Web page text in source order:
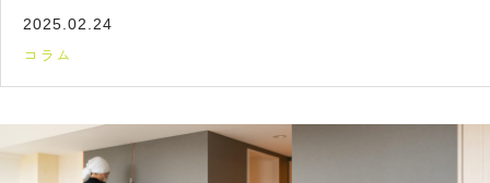
2025.02.24
コラム